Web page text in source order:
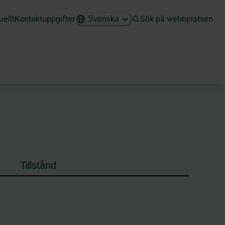
Kontaktuppgifter Svenska Sök på webbplatsen
Tillstånd